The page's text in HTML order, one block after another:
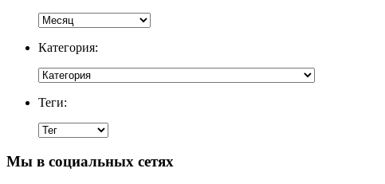
Категория:
Теги:
Мы в социальных сетях